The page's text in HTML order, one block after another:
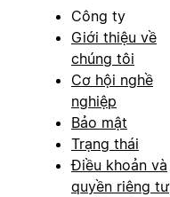
Công ty
Giới thiệu về
chúng tôi
Cơ hội nghề
nghiệp
Bảo mật
Trạng thái
Điều khoản và
quyền riêng tư